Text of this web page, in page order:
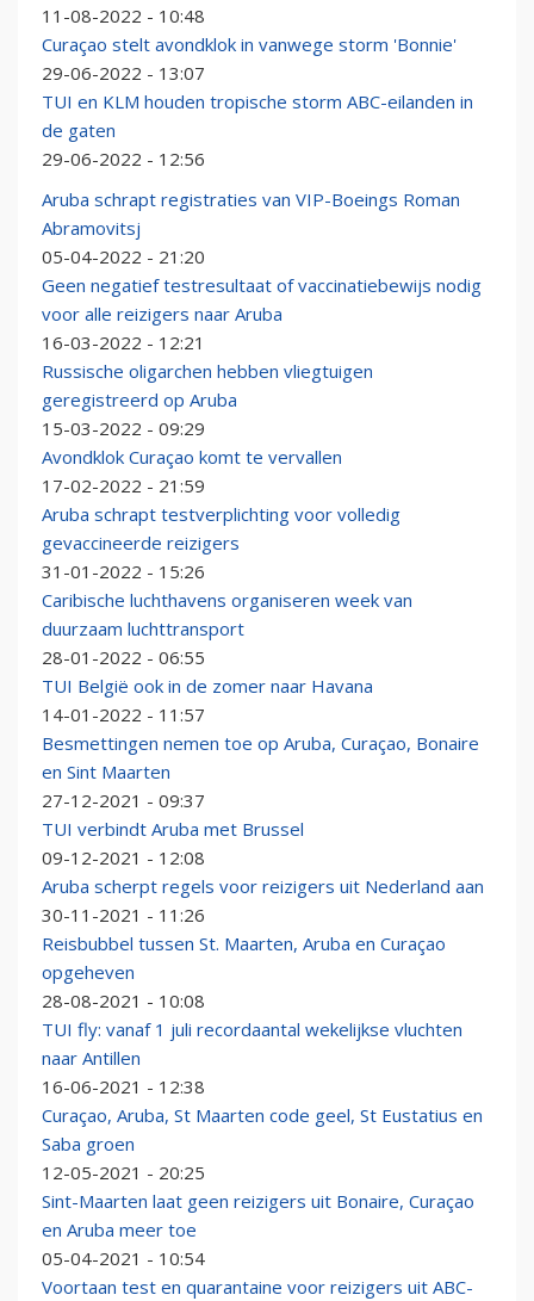
11-08-2022 - 10:48
Curaçao stelt avondklok in vanwege storm 'Bonnie'
29-06-2022 - 13:07
TUI en KLM houden tropische storm ABC-eilanden in
de gaten
29-06-2022 - 12:56
Aruba schrapt registraties van VIP-Boeings Roman
Abramovitsj
05-04-2022 - 21:20
Geen negatief testresultaat of vaccinatiebewijs nodig
voor alle reizigers naar Aruba
16-03-2022 - 12:21
Russische oligarchen hebben vliegtuigen
geregistreerd op Aruba
15-03-2022 - 09:29
Avondklok Curaçao komt te vervallen
17-02-2022 - 21:59
Aruba schrapt testverplichting voor volledig
gevaccineerde reizigers
31-01-2022 - 15:26
Caribische luchthavens organiseren week van
duurzaam luchttransport
28-01-2022 - 06:55
TUI België ook in de zomer naar Havana
14-01-2022 - 11:57
Besmettingen nemen toe op Aruba, Curaçao, Bonaire
en Sint Maarten
27-12-2021 - 09:37
TUI verbindt Aruba met Brussel
09-12-2021 - 12:08
Aruba scherpt regels voor reizigers uit Nederland aan
30-11-2021 - 11:26
Reisbubbel tussen St. Maarten, Aruba en Curaçao
opgeheven
28-08-2021 - 10:08
TUI fly: vanaf 1 juli recordaantal wekelijkse vluchten
naar Antillen
16-06-2021 - 12:38
Curaçao, Aruba, St Maarten code geel, St Eustatius en
Saba groen
12-05-2021 - 20:25
Sint-Maarten laat geen reizigers uit Bonaire, Curaçao
en Aruba meer toe
05-04-2021 - 10:54
Voortaan test en quarantaine voor reizigers uit ABC-